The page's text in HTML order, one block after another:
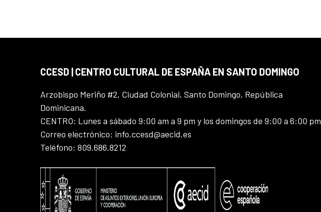
CCESD | CENTRO CULTURAL DE ESPAÑA EN SANTO DOMINGO
Arzobispo Meriño #2, Ciudad Colonial, Santo Domingo, República
Dominicana.
CENTRO: Lunes a sábado 9:00 am a 9 pm y los domingos de 9:00 a 6:00 pm
Correo electrónico: info.ccesd@aecid.es
Teléfono: 809.686.8212